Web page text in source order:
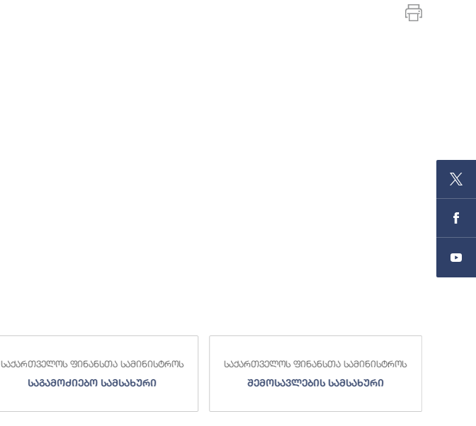
საქართველოს ფინანსთა სამინისტროს
საგამოძიებო სამსახური
საქართველოს ფინანსთა სამინისტროს
შემოსავლების სამსახური